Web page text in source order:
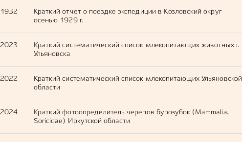
1932
Краткий отчет о поездке экспедиции в Козловский округ
осенью 1929 г.
2023
Краткий систематический список млекопитающих животных г.
Ульяновска
2022
Краткий систематический список млекопитающих Ульяновской
области
2024
Краткий фотоопределитель черепов бурозубок (Mammalia,
Soricidae) Иркутской области